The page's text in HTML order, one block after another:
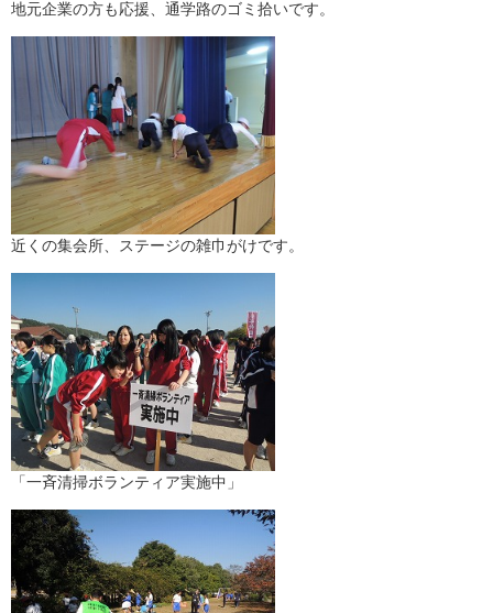
地元企業の方も応援、通学路のゴミ拾いです。
近くの集会所、ステージの雑巾がけです。
「一斉清掃ボランティア実施中」